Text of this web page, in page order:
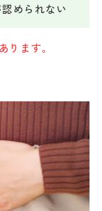
められない
ます。